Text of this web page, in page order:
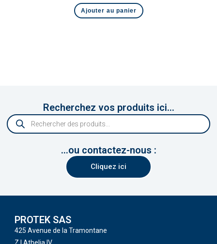
Ajouter au panier
Recherchez vos produits ici...
...ou contactez-nous :
Cliquez ici
PROTEK SAS
425 Avenue de la Tramontane